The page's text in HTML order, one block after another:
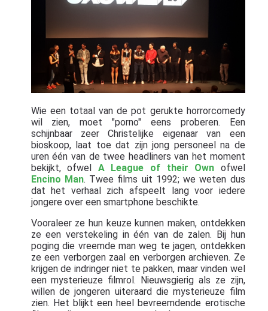
Wie een totaal van de pot gerukte horrorcomedy
wil zien, moet "porno" eens proberen. Een
schijnbaar zeer Christelijke eigenaar van een
bioskoop, laat toe dat zijn jong personeel na de
uren één van de twee headliners van het moment
bekijkt, ofwel A League of their Own ofwel
Encino Man. Twee films uit 1992; we weten dus
dat het verhaal zich afspeelt lang voor iedere
jongere over een smartphone beschikte.
Vooraleer ze hun keuze kunnen maken, ontdekken
ze een verstekeling in één van de zalen. Bij hun
poging die vreemde man weg te jagen, ontdekken
ze een verborgen zaal en verborgen archieven. Ze
krijgen de indringer niet te pakken, maar vinden wel
een mysterieuze filmrol. Nieuwsgierig als ze zijn,
willen de jongeren uiteraard die mysterieuze film
zien. Het blijkt een heel bevreemdende erotische